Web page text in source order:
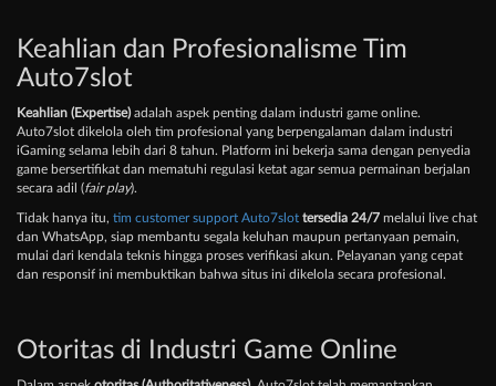
Keahlian dan Profesionalisme Tim
Auto7slot
Keahlian (Expertise)adalah aspek penting dalam industri game online.
Auto7slot dikelola oleh tim profesional yang berpengalaman dalam industri
iGaming selama lebih dari 8 tahun. Platform ini bekerja sama dengan penyedia
game bersertifikat dan mematuhi regulasi ketat agar semua permainan berjalan
secara adil (fair play).
Tidak hanya itu, tim customer support Auto7slot tersedia 24/7 melalui live chat
dan WhatsApp, siap membantu segala keluhan maupun pertanyaan pemain,
mulai dari kendala teknis hingga proses verifikasi akun. Pelayanan yang cepat
dan responsif ini membuktikan bahwa situs ini dikelola secara profesional.
Otoritas di Industri Game Online